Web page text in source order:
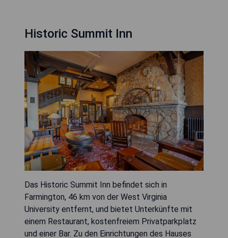
Historic Summit Inn
Das Historic Summit Inn befindet sich in
Farmington, 46 km von der West Virginia
University entfernt, und bietet Unterkünfte mit
einem Restaurant, kostenfreiem Privatparkplatz
und einer Bar. Zu den Einrichtungen des Hauses